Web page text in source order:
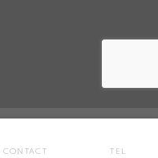
CONTACT TEL